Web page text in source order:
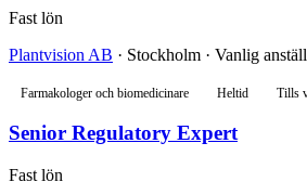
Fast lön
Plantvision AB · Stockholm · Vanlig
Farmakologer och biomedicinare Heltid Tills
Senior Regulatory Expert
Fast lön